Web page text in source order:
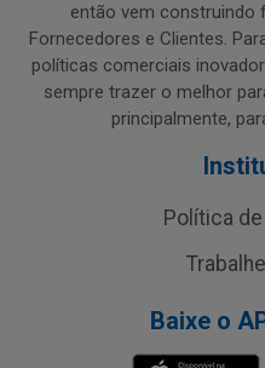
então vem construindo
Fornecedores e Clientes.
políticas comerciais
sempre trazer o melhor
principalmente,
Política
Baixe o